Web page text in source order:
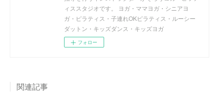
ィススタジオです。 ヨガ・ママヨガ・シニアヨ
ガ・ピラティス・子連れOKピラティス・ルーシー
ダットン・キッズダンス・キッズヨガ
フォロー
関連記事